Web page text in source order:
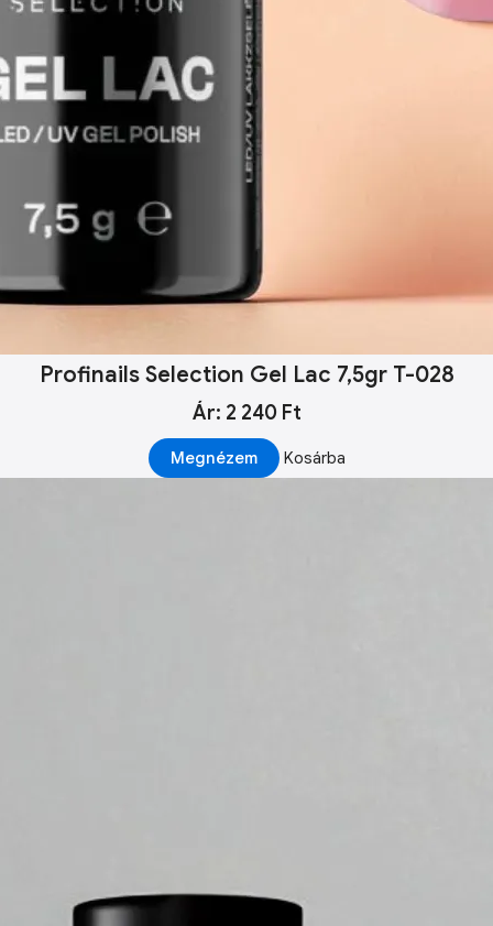
Profinails Selection Gel Lac 7,5gr T-028
Ár: 2 240 Ft
Megnézem Kosárba